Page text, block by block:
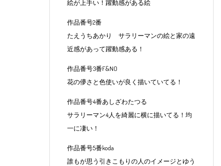
絵が上手い！躍動感がある絵
作品番号2番
たえうちあかり サラリーマンの絵と家の遠
近感があって躍動感ある！
作品番号3番F&NO
花の儚さと色使いが良く描いていてる！
作品番号4番あしざわたつる
サラリーマン4人を綺麗に横に描いてる！均
一に凄い！
作品番号5番koda
誰もが思う引きこもりの人のイメージとゆう